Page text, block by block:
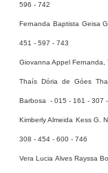
596 - 742
Fernanda Baptista Geisa
451 - 597 - 743
Giovanna Appel
Thaís Dória de Góes
Barbosa - 015 - 161 - 307
Kimberly Almeida Kess G.
308 - 454 - 600 - 746
Vera Lucia Alves Rayssa